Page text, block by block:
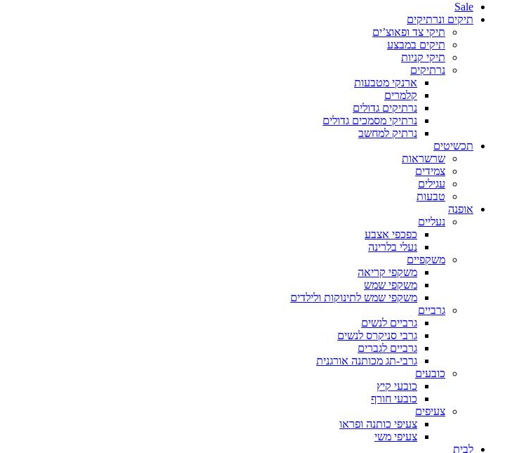
Sale
תיקים ונרתיקים
תיקי צד ופאוצ’ים
תיקים במבצע
תיקי קניות
נרתיקים
ארנקי מטבעות
קלמרים
נרתיקים גדולים
נרתיקי מסמכים גדולים
נרתיק למחשב
תכשיטים
שרשראות
צמידים
עגילים
טבעות
אופנה
נעליים
כפכפי אצבע
נעלי בלרינה
משקפיים
משקפי קריאה
משקפי שמש
משקפי שמש לתינוקות ולילדים
גרביים
גרביים לנשים
גרבי סניקרס לנשים
גרביים לגברים
גרבי-תג מכותנה אורגנית
כובעים
כובעי קיץ
כובעי חורף
צעיפים
צעיפי כותנה ופראו
צעיפי משי
לבית